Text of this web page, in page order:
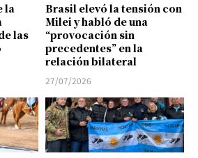
la
las
Brasil elevó la tensión con
Milei y habló de una
“provocación sin
precedentes” en la
relación bilateral
27/07/2026